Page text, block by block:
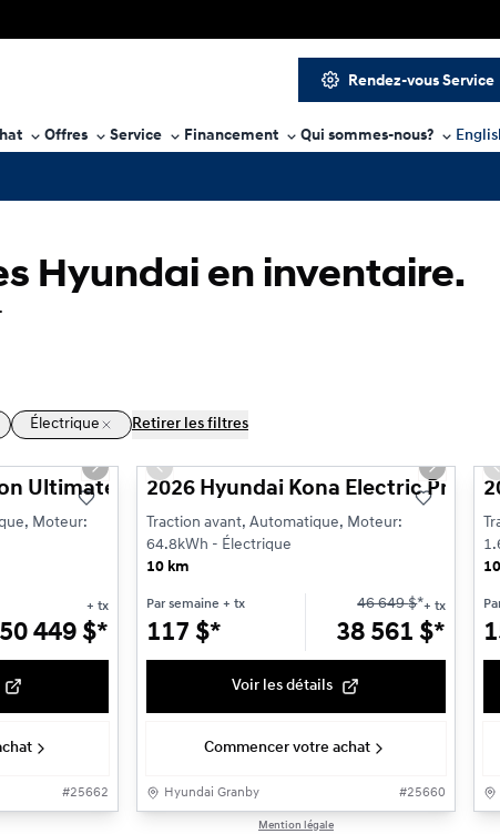
Rendez-vous Service
Offres Service Financement Qui sommes-nous?
Hyundai en inventaire.
Électrique Retirer les filtres
1/3
Next slide
Ultimate hybride AWD Hybride
Moteur:
+ tx
50 449 $*
#25662
Previous slide Next slide
2026 Hyundai Kona Electric
Traction avant, Automatique, Moteur:
64.8kWh - Électrique
10 km
Par semaine + tx
117 $*
46 649$*+ tx
38 561$*
Voir les détails
Commencer votre achat
Hyundai Granby #25660
Mention légale